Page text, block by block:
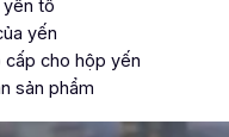
tổ
yến
cấp cho hộp yến
sản phẩm